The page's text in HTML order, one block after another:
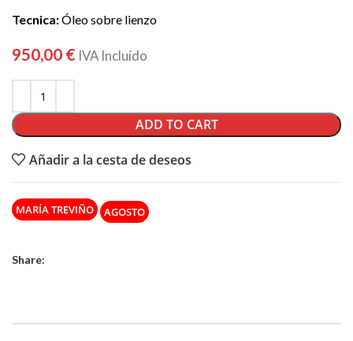
Tecnica:Óleo sobre lienzo
950,00 € IVA Incluído
ADD TO CART
Añadir a la cesta de deseos
MARÍA TREVIÑO AGOSTO
Share: